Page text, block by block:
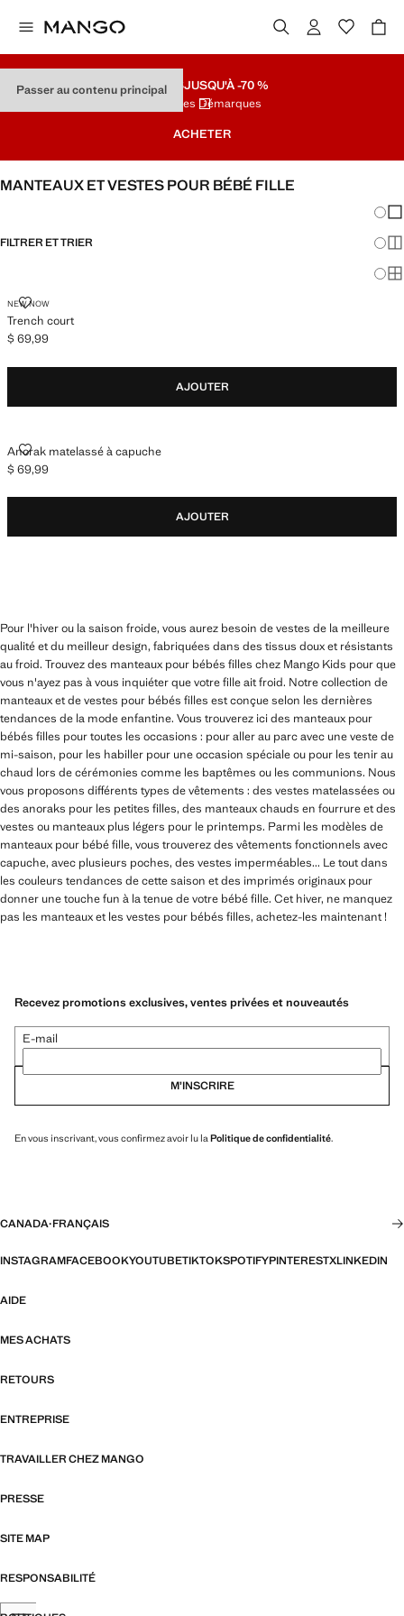
Passer au contenu principal
SOLDESJUSQU'À -70 %
Dernières Démarques
ACHETER
MANTEAUX ET VESTES POUR BÉBÉ FILLE
FILTRER ET TRIER
NEW NOW
Trench court
TRENCH COURT
Prix actuel [$ 69,99 ]
$ 69,99
AJOUTER
Anorak matelassé à capuche
ANORAK MATELASSÉ À CAPUCHE
Prix actuel [$ 69,99 ]
$ 69,99
AJOUTER
Pour l'hiver ou la saison froide, vous aurez besoin de vestes de la meilleure
qualité et du meilleur design, fabriquées dans des tissus doux et résistants
au froid. Trouvez des manteaux pour bébés filles chez Mango Kids pour que
vous n'ayez pas à vous inquiéter que votre fille ait froid. Notre collection de
manteaux et de vestes pour bébés filles est conçue selon les dernières
tendances de la mode enfantine. Vous trouverez ici des manteaux pour
bébés filles pour toutes les occasions : pour aller au parc avec une veste de
mi-saison, pour les habiller pour une occasion spéciale ou pour les tenir au
chaud lors de cérémonies comme les baptêmes ou les communions. Nous
vous proposons différents types de vêtements : des vestes matelassées ou
des anoraks pour les petites filles, des manteaux chauds en fourrure et des
vestes ou manteaux plus légers pour le printemps. Parmi les modèles de
manteaux pour bébé fille, vous trouverez des vêtements fonctionnels avec
capuche, avec plusieurs poches, des vestes imperméables... Le tout dans
les couleurs tendances de cette saison et des imprimés originaux pour
donner une touche fun à la tenue de votre bébé fille. Cet hiver, ne manquez
pas les manteaux et les vestes pour bébés filles, achetez-les maintenant !
Recevez promotions exclusives, ventes privées et nouveautés
E-mail
M’INSCRIRE
En vous inscrivant, vous confirmez avoir lu la Politique de confidentialité.
CANADA·FRANÇAIS
INSTAGRAMFACEBOOKYOUTUBETIKTOKSPOTIFYPINTERESTXLINKEDIN
AIDE
MES ACHATS
RETOURS
ENTREPRISE
TRAVAILLER CHEZ MANGO
PRESSE
SITE MAP
RESPONSABILITÉ